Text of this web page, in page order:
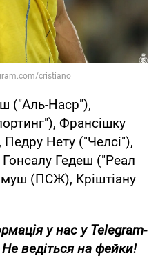
("Аль-Наср"),
Франсішку
Нету ("Челсі"),
Гедеш ("Реал
(ПСЖ), Кріштіану
у нас у Telegram-
ведіться на фейки!